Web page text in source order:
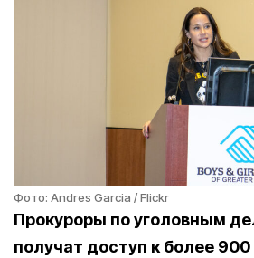
Фото: Andres Garcia / Flickr
Прокуроры по уголовным
получат доступ к более